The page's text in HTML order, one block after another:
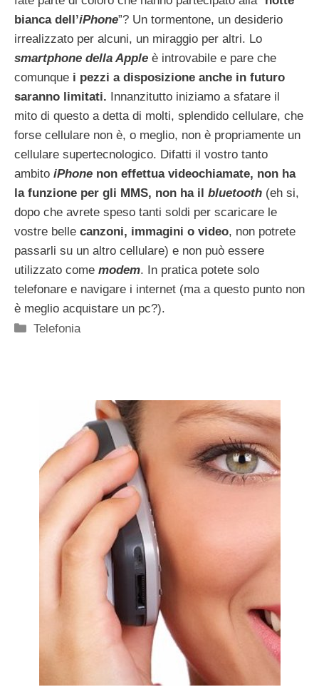
bianca dell’iPhone”? Un tormentone, un desiderio
irrealizzato per alcuni, un miraggio per altri. Lo
smartphone della Apple è introvabile e pare che
comunque i pezzi a disposizione anche in futuro
saranno limitati. Innanzitutto iniziamo a sfatare il
mito di questo a detta di molti, splendido cellulare, che
forse cellulare non è, o meglio, non è propriamente un
cellulare supertecnologico. Difatti il vostro tanto
ambito iPhone non effettua videochiamate, non ha
la funzione per gli MMS, non ha il bluetooth (eh si,
dopo che avrete speso tanti soldi per scaricare le
vostre belle canzoni, immagini o video, non potrete
passarli su un altro cellulare) e non può essere
utilizzato come modem. In pratica potete solo
telefonare e navigare i internet (ma a questo punto non
è meglio acquistare un pc?).
Categorie
Telefonia